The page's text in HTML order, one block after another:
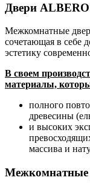
Двери ALBERO
Межкомнатные
сочетающая в себе
эстетику
В своем
материалы,
полного
древесины
и высоких
массива и
Межкомнатные